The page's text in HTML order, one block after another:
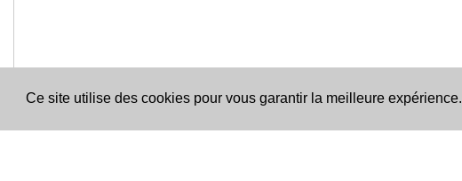
Ce site utilise des cookies pour vous garantir la meilleure expérience.